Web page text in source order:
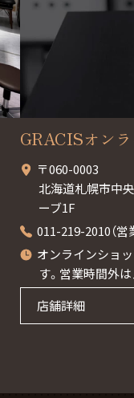
GRACISオン
〒060-0003
北海道札幌市中
ーブ1F
011-219-2010（営
オンラインショ
す。営業時間外
店舗詳細